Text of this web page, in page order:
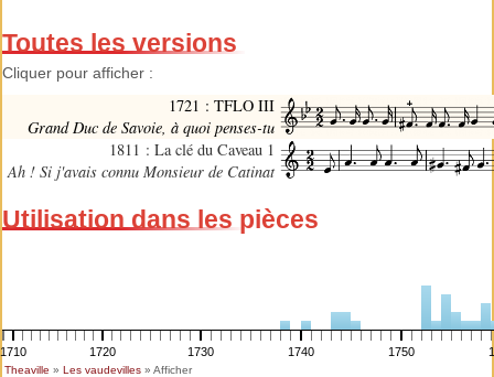
Toutes les versions
Cliquer pour afficher :
1721 : TFLO III
Grand Duc de Savoie, à quoi penses-tu
1811 : La clé du Caveau 1
Ah ! Si j'avais connu Monsieur de Catinat
Utilisation dans les pièces
1710 1720 1730 1740 1750
Theaville » Les vaudevilles» Afficher